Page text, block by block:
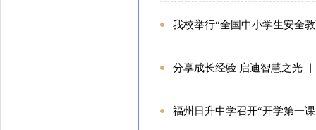
我校举行“全国中小学生安全
分享成长经验 启迪智慧之光
福州日升中学召开“开学第一